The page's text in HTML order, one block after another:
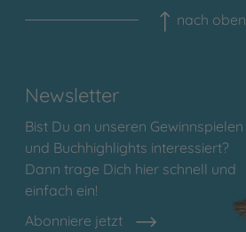
nach oben
Newsletter
Bist Du an unseren Gewinnspielen
und Buchhighlights interessiert?
Dann trage Dich hier schnell und
einfach ein!
Abonniere jetzt